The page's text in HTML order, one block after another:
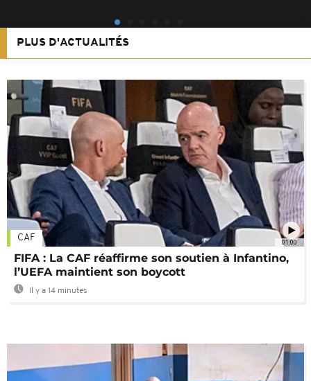
PLUS D'ACTUALITÉS
01:00
CAF
FIFA : La CAF réaffirme son soutien à Infantino,
l’UEFA maintient son boycott
Il y a 14 minutes